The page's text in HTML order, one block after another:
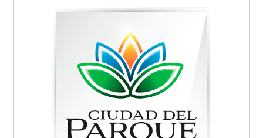
Barranquilla - Soledad